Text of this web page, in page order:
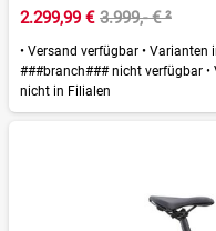
2.299,99 € 3.999,- €²
• Versand verfügbar • Varianten
###branch### nicht verfügbar •
nicht in Filialen